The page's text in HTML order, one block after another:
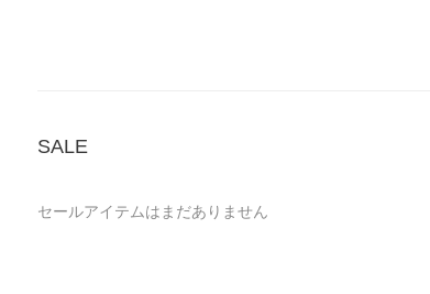
SALE
セールアイテムはまだありません